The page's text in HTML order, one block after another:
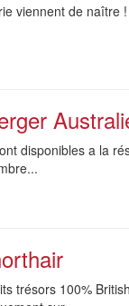
viennent de naître
disponibles a la
trésors 100%